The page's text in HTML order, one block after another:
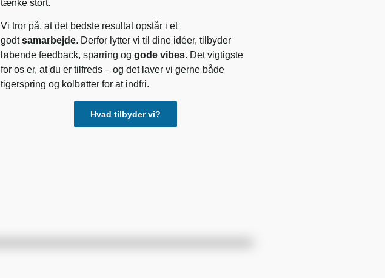
tænke stort.
Vi tror på, at det bedste resultat opstår i et
godtsamarbejde. Derfor lytter vi til dine idéer, tilbyder
løbende feedback, sparring og gode vibes. Det vigtigste
for os er, at du er tilfreds – og det laver vi gerne både
tigerspring og kolbøtter for at indfri.
Hvad tilbyder vi?